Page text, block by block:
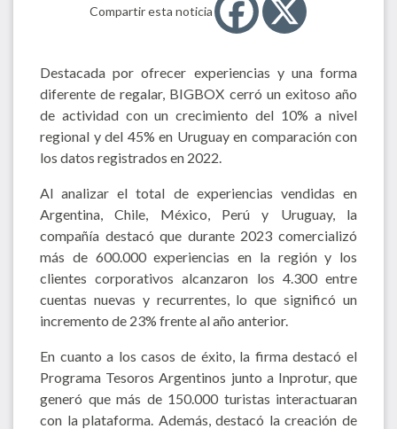
Compartir esta noticia
Destacada por ofrecer experiencias y una forma
diferente de regalar, BIGBOX cerró un exitoso año
de actividad con un crecimiento del 10% a nivel
regional y del 45% en Uruguay en comparación con
los datos registrados en 2022.
Al analizar el total de experiencias vendidas en
Argentina, Chile, México, Perú y Uruguay, la
compañía destacó que durante 2023 comercializó
más de 600.000 experiencias en la región y los
clientes corporativos alcanzaron los 4.300 entre
cuentas nuevas y recurrentes, lo que significó un
incremento de 23% frente al año anterior.
En cuanto a los casos de éxito, la firma destacó el
Programa Tesoros Argentinos junto a Inprotur, que
generó que más de 150.000 turistas interactuaran
con la plataforma. Además, destacó la creación de